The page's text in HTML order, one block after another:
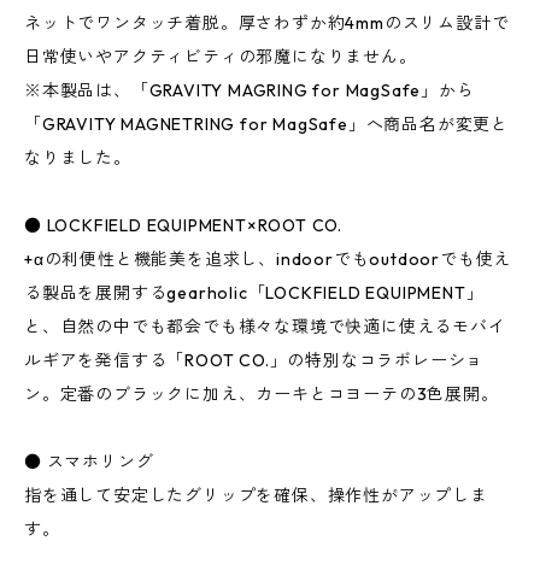
ネットでワンタッチ着脱。厚さわずか約4mmのスリム設計で
日常使いやアクティビティの邪魔になりません。
※本製品は、「GRAVITY MAGRING for MagSafe」から
「GRAVITY MAGNETRING for MagSafe」へ商品名が変更と
なりました。
● LOCKFIELD EQUIPMENT×ROOT CO.
+αの利便性と機能美を追求し、indoorでもoutdoorでも使え
る製品を展開するgearholic「LOCKFIELD EQUIPMENT」
と、自然の中でも都会でも様々な環境で快適に使えるモバイ
ルギアを発信する「ROOT CO.」の特別なコラボレーショ
ン。定番のブラックに加え、カーキとコヨーテの3色展開。
● スマホリング
指を通して安定したグリップを確保、操作性がアップしま
す。